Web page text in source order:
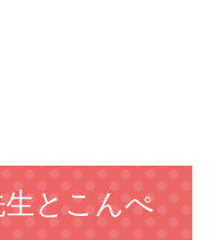
とこんぺ